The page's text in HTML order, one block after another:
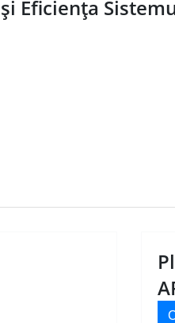
Eficienţa